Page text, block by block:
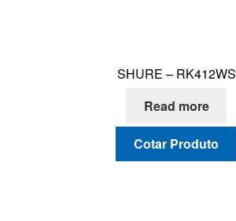
SHURE – RK412WS
Read more
Cotar Produto